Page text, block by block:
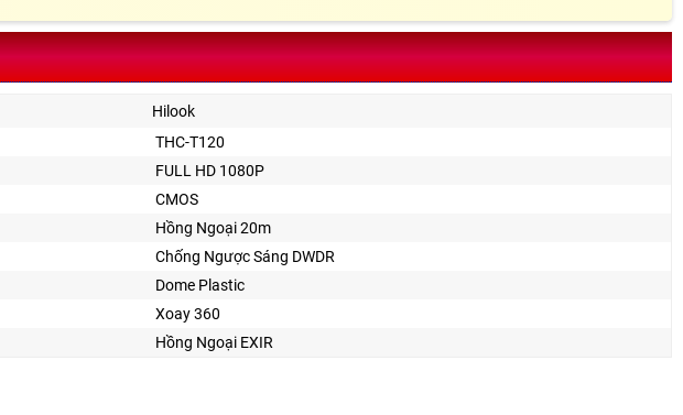
Hilook
THC-T120
FULL HD 1080P
CMOS
Hồng Ngoại 20m
Chống Ngược Sáng DWDR
Dome Plastic
Xoay 360
Hồng Ngoại EXIR